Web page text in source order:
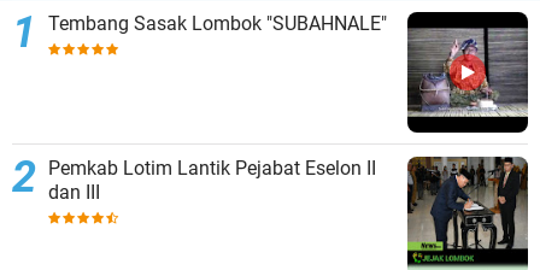
Tembang Sasak Lombok "SUBAHNALE"
Pemkab Lotim Lantik Pejabat Eselon II
dan III